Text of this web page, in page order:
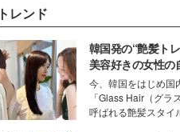
トレンド
韓国発の“艶髪ト
美容好きの女性の
「ヘアケア事情」
今、韓国をはじめ国
「Glass Hair（グラ
呼ばれる艶髪スタイ